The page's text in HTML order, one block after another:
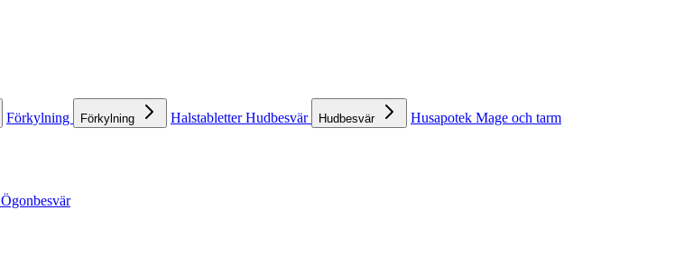
Förkylning Förkylning HalstabletterHudbesvär Hudbesvär Husapotek Mage och tarm
Ögonbesvär